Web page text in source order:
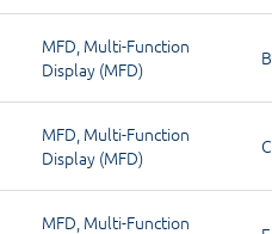
MFD, Multi-Function
Display (MFD)
MFD, Multi-Function
Display (MFD)
MFD, Multi-Function